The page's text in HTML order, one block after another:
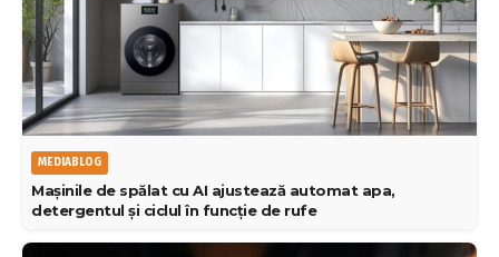
MEDIABLOG
Mașinile de spălat cu AI ajustează automat apa,
detergentul și ciclul în funcție de rufe